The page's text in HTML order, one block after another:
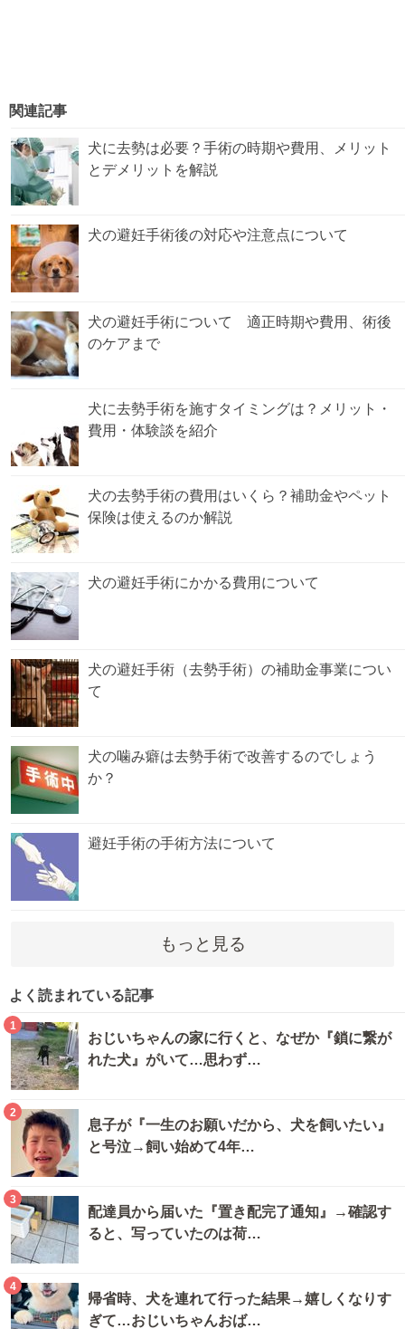
関連記事
犬に去勢は必要？手術の時期や費用、メリット
とデメリットを解説
犬の避妊手術後の対応や注意点について
犬の避妊手術について 適正時期や費用、術後
のケアまで
犬に去勢手術を施すタイミングは？メリット・
費用・体験談を紹介
犬の去勢手術の費用はいくら？補助金やペット
保険は使えるのか解説
犬の避妊手術にかかる費用について
犬の避妊手術（去勢手術）の補助金事業につい
て
犬の噛み癖は去勢手術で改善するのでしょう
か？
避妊手術の手術方法について
もっと見る
よく読まれている記事
1
おじいちゃんの家に行くと、なぜか『鎖に繋が
れた犬』がいて…思わず…
2
息子が『一生のお願いだから、犬を飼いたい』
と号泣→飼い始めて4年…
3
配達員から届いた『置き配完了通知』→確認す
ると、写っていたのは荷…
4
帰省時、犬を連れて行った結果→嬉しくなりす
ぎて…おじいちゃんおば…